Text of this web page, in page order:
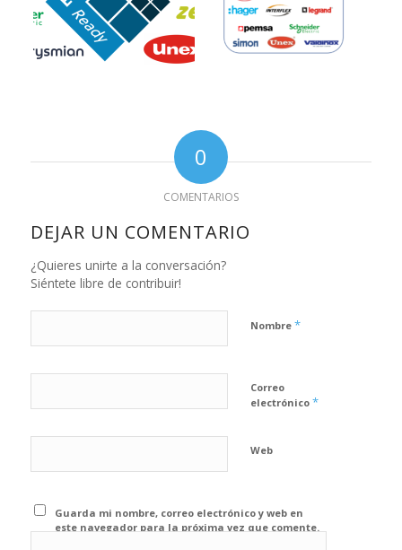
0
COMENTARIOS
DEJAR UN COMENTARIO
¿Quieres unirte a la conversación?
Siéntete libre de contribuir!
Nombre *
Correo
electrónico *
Web
Guarda mi nombre, correo electrónico y web en
este navegador para la próxima vez que comente.